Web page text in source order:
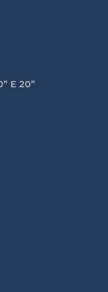
E 20”